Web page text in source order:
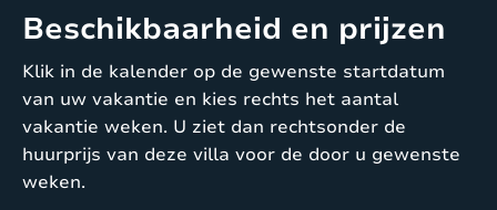
Beschikbaarheid en prijzen
Klik in de kalender op de gewenste startdatum
van uw vakantie en kies rechts het aantal
vakantie weken. U ziet dan rechtsonder de
huurprijs van deze villa voor de door u gewenste
weken.